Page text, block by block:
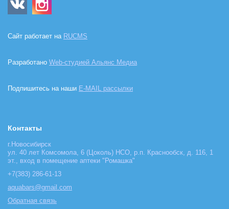
Сайт работает на RUCMS
Разработано Web-студией Альянс Медиа
Подпишитесь на наши E-MAIL рассылки
Контакты
г.Новосибирск
ул. 40 лет Комсомола, 6 (Цоколь) НСО, р.п. Краснообск, д. 116, 1
эт., вход в помещение аптеки "Ромашка"
+7(383) 286-61-13
aquabars@gmail.com
Обратная связь